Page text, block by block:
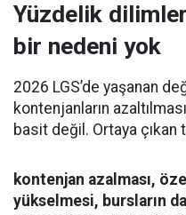
Yüzdelik
bir nedeni yok
2026 LGS’de yaşanan
kontenjanların
basit değil. Ortaya çıkan
kontenjan azalması,
yükselmesi, bursların